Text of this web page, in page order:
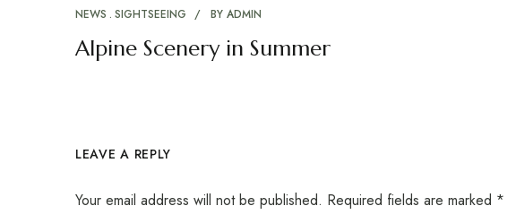
NEWS SIGHTSEEING BY ADMIN
Alpine Scenery in Summer
LEAVE A REPLY
Your email address will not be published. Required fields are marked *